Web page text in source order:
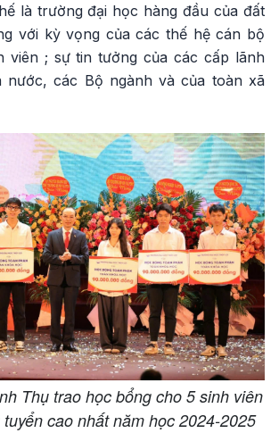
là trường đại học hàng đầu của đất
với kỳ vọng của các thế hệ cán bộ
viên ; sự tin tưởng của các cấp lãnh
nước, các Bộ ngành và của toàn xã
Thụ trao học bổng cho 5 sinh viên
cao nhất năm học 2024-2025